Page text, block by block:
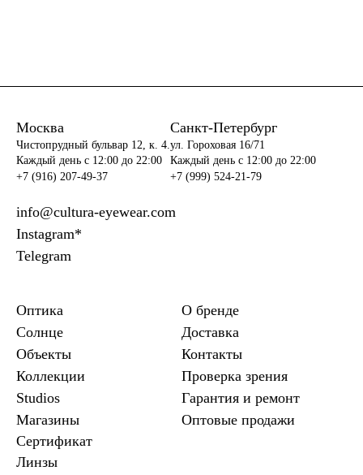
Москва
Чистопрудный бульвар 12, к. 4.
Каждый день c 12:00 до 22:00
+7 (916) 207-49-37
Санкт-Петербург
ул. Гороховая 16/71
Каждый день c 12:00 до 22:00
+7 (999) 524-21-79
info@cultura-eyewear.com
Instagram*
Telegram
Оптика
Солнце
Объекты
Коллекции
Studios
Магазины
Сертификат
Линзы
О бренде
Доставка
Контакты
Проверка зрения
Гарантия и ремонт
Оптовые продажи